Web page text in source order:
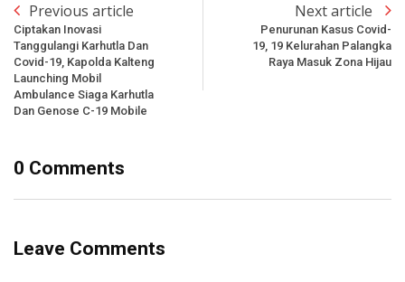
Previous article
Ciptakan Inovasi
Tanggulangi Karhutla Dan
Covid-19, Kapolda Kalteng
Launching Mobil
Ambulance Siaga Karhutla
Dan Genose C-19 Mobile
Next article
Penurunan Kasus Covid-
19, 19 Kelurahan Palangka
Raya Masuk Zona Hijau
0 Comments
Leave Comments